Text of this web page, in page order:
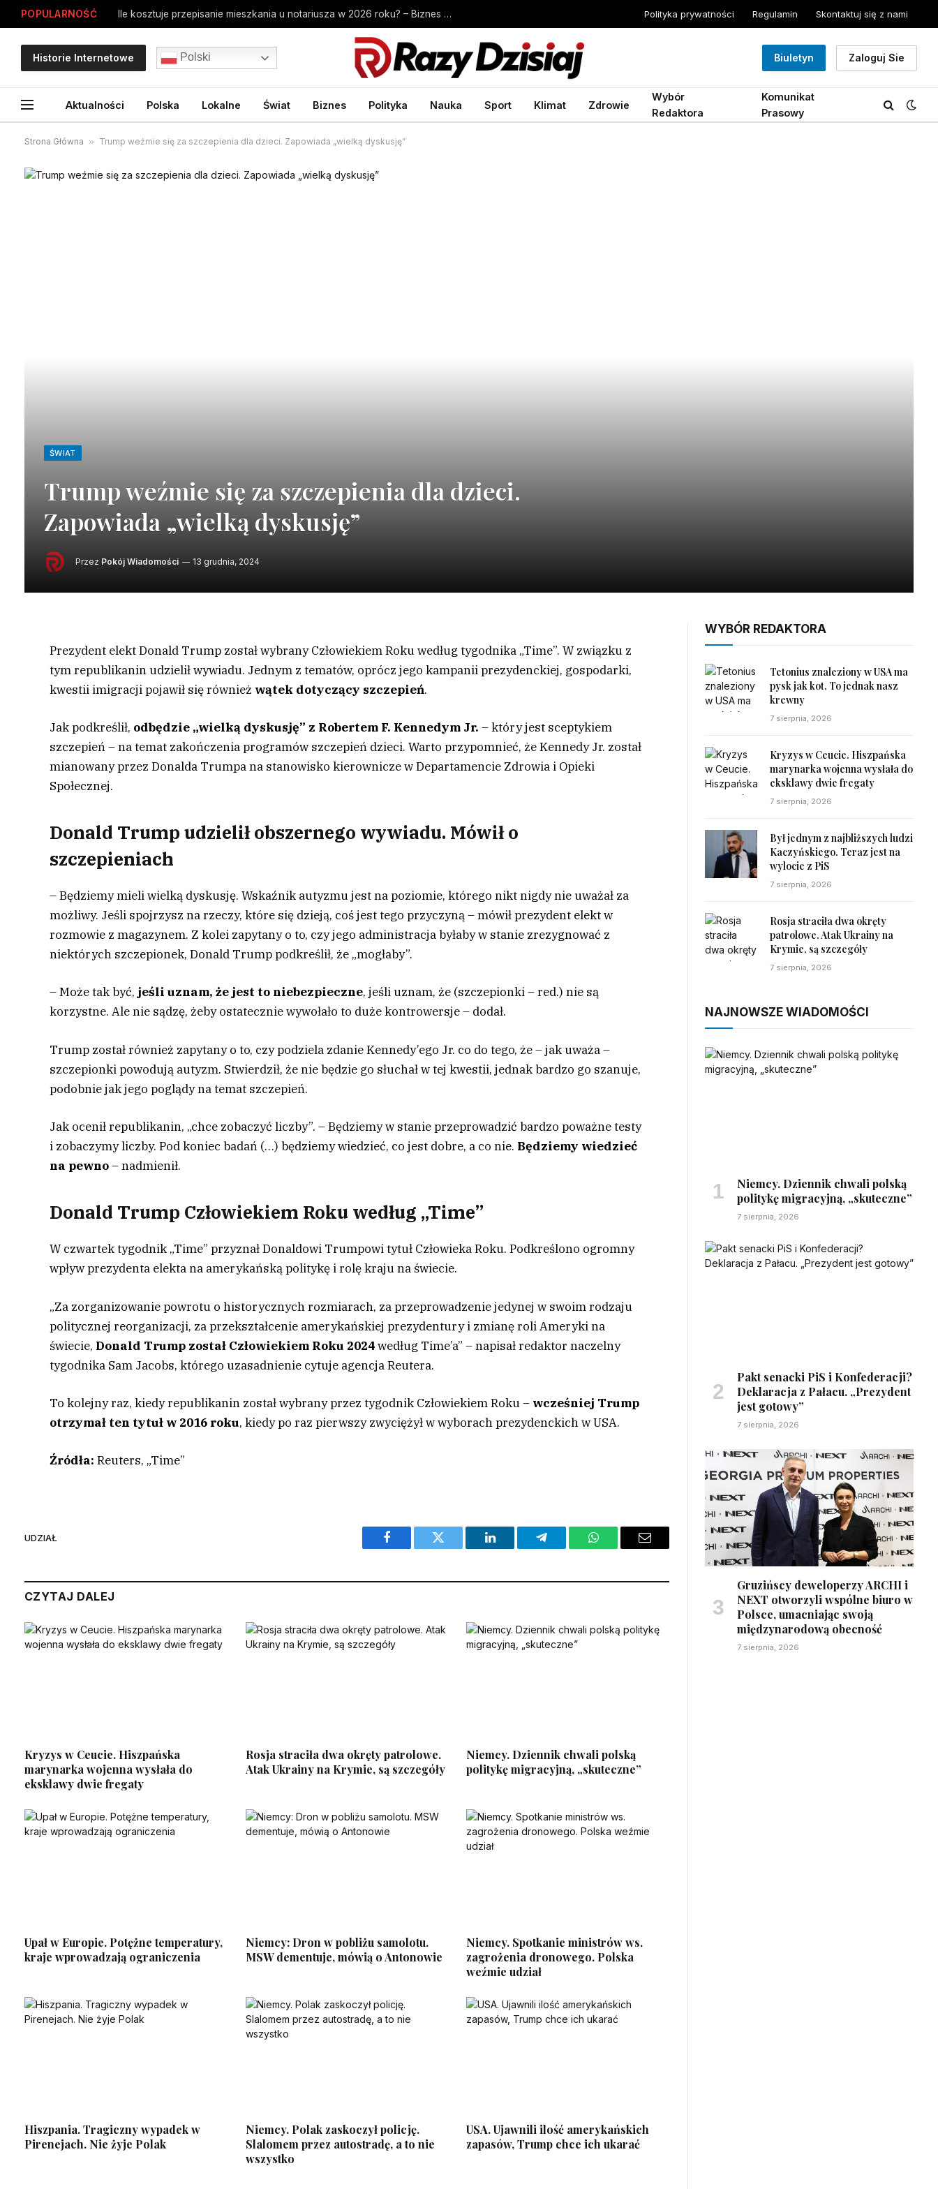
POPULARNOŚĆ Ile kosztuje przepisanie mieszkania u notariusza w 2026 roku? – Biznes Wprost Polityka prywatności Regulamin Skontaktuj się z nami
Historie Internetowe Polski Biuletyn Zaloguj Sie
Aktualności Polska Lokalne Świat Biznes Polityka Nauka Sport Klimat Zdrowie
Wybór
Redaktora
Komunikat
Prasowy
Strona Główna » Trump weźmie się za szczepienia dla dzieci. Zapowiada „wielką dyskusję”
ŚWIAT
Trump weźmie się za szczepienia dla dzieci.
Zapowiada „wielką dyskusję”
Przez Pokój Wiadomości 13 grudnia, 2024
Prezydent elekt Donald Trump został wybrany Człowiekiem Roku według tygodnika „Time”. W związku z
tym republikanin udzielił wywiadu. Jednym z tematów, oprócz jego kampanii prezydenckiej, gospodarki,
kwestii imigracji pojawił się również wątek dotyczący szczepień.
Jak podkreślił, odbędzie „wielką dyskusję” z Robertem F. Kennedym Jr. – który jest sceptykiem
szczepień – na temat zakończenia programów szczepień dzieci. Warto przypomnieć, że Kennedy Jr. został
mianowany przez Donalda Trumpa na stanowisko kierownicze w Departamencie Zdrowia i Opieki
Społecznej.
Donald Trump udzielił obszernego wywiadu. Mówił o
szczepieniach
– Będziemy mieli wielką dyskusję. Wskaźnik autyzmu jest na poziomie, którego nikt nigdy nie uważał za
możliwy. Jeśli spojrzysz na rzeczy, które się dzieją, coś jest tego przyczyną – mówił prezydent elekt w
rozmowie z magazynem. Z kolei zapytany o to, czy jego administracja byłaby w stanie zrezygnować z
niektórych szczepionek, Donald Trump podkreślił, że „mogłaby”.
– Może tak być,jeśli uznam, że jest to niebezpieczne, jeśli uznam, że (szczepionki – red.) nie są
korzystne. Ale nie sądzę, żeby ostatecznie wywołało to duże kontrowersje – dodał.
Trump został również zapytany o to, czy podziela zdanie Kennedy’ego Jr. co do tego, że – jak uważa –
szczepionki powodują autyzm. Stwierdził, że nie będzie go słuchał w tej kwestii, jednak bardzo go szanuje,
podobnie jak jego poglądy na temat szczepień.
Jak ocenił republikanin, „chce zobaczyć liczby”. – Będziemy w stanie przeprowadzić bardzo poważne testy
i zobaczymy liczby. Pod koniec badań (…) będziemy wiedzieć, co jest dobre, a co nie. Będziemy wiedzieć
na pewno– nadmienił.
Donald Trump Człowiekiem Roku według „Time”
W czwartek tygodnik „Time” przyznał Donaldowi Trumpowi tytuł Człowieka Roku. Podkreślono ogromny
wpływ prezydenta elekta na amerykańską politykę i rolę kraju na świecie.
„Za zorganizowanie powrotu o historycznych rozmiarach, za przeprowadzenie jedynej w swoim rodzaju
politycznej reorganizacji, za przekształcenie amerykańskiej prezydentury i zmianę roli Ameryki na
świecie, Donald Trump został Człowiekiem Roku 2024według Time’a” – napisał redaktor naczelny
tygodnika Sam Jacobs, którego uzasadnienie cytuje agencja Reutera.
To kolejny raz, kiedy republikanin został wybrany przez tygodnik Człowiekiem Roku – wcześniej Trump
otrzymał ten tytuł w 2016 roku, kiedy po raz pierwszy zwyciężył w wyborach prezydenckich w USA.
Źródła:Reuters, „Time”
UDZIAŁ
Facebook Twitter LinkedIn Telegram WhatsAppEmail
CZYTAJ DALEJ
Kryzys w Ceucie. Hiszpańska
marynarka wojenna wysłała do
eksklawy dwie fregaty
Rosja straciła dwa okręty patrolowe.
Atak Ukrainy na Krymie, są szczegóły
Niemcy. Dziennik chwali polską
politykę migracyjną, „skuteczne”
Upał w Europie. Potężne temperatury,
kraje wprowadzają ograniczenia
Niemcy: Dron w pobliżu samolotu.
MSW dementuje, mówią o Antonowie
Niemcy. Spotkanie ministrów ws.
zagrożenia dronowego. Polska
weźmie udział
Hiszpania. Tragiczny wypadek w
Pirenejach. Nie żyje Polak
Niemcy. Polak zaskoczył policję.
Slalomem przez autostradę, a to nie
wszystko
USA. Ujawnili ilość amerykańskich
zapasów, Trump chce ich ukarać
WYBÓR REDAKTORA
Tetonius znaleziony w USA ma
pysk jak kot. To jednak nasz
krewny
7 sierpnia, 2026
Kryzys w Ceucie. Hiszpańska
marynarka wojenna wysłała do
eksklawy dwie fregaty
7 sierpnia, 2026
Był jednym z najbliższych ludzi
Kaczyńskiego. Teraz jest na
wylocie z PiS
7 sierpnia, 2026
Rosja straciła dwa okręty
patrolowe. Atak Ukrainy na
Krymie, są szczegóły
7 sierpnia, 2026
NAJNOWSZE WIADOMOŚCI
Niemcy. Dziennik chwali polską
politykę migracyjną, „skuteczne”
7 sierpnia, 2026
Pakt senacki PiS i Konfederacji?
Deklaracja z Pałacu. „Prezydent
jest gotowy”
7 sierpnia, 2026
Gruzińscy deweloperzy ARCHI i
NEXT otworzyli wspólne biuro w
Polsce, umacniając swoją
międzynarodową obecność
7 sierpnia, 2026